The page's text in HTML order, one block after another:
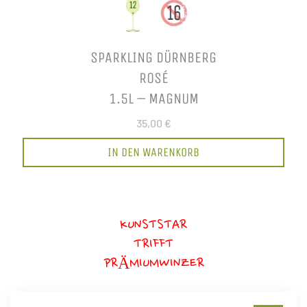
SPARKLING DÜRNBERG
ROSÉ
1.5L – MAGNUM
35,00 €
IN DEN WARENKORB
KUNSTSTAR
TRIFFT
PRÄMIUMWINZER